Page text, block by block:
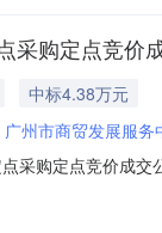
采购定点竞价
中标4.38万元
广州市商贸发展服务
采购定点竞价成
提交了报价。经评